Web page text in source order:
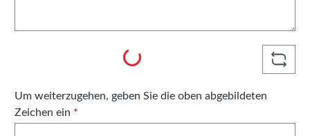
Loading...
Um weiterzugehen, geben Sie die oben abgebildeten
Zeichen ein *